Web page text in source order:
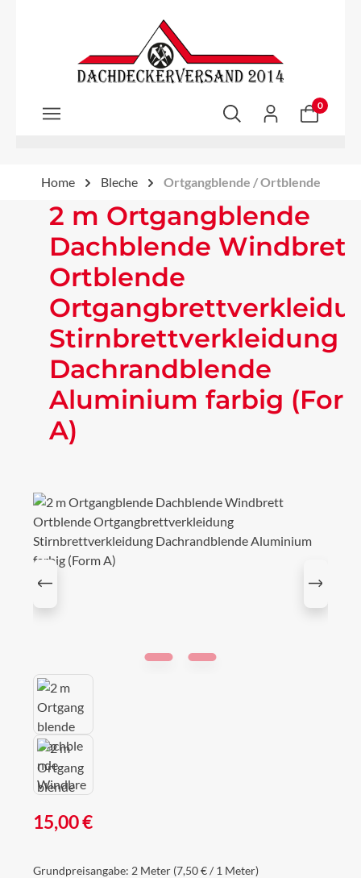
Zum Hauptinhalt springen
0
Home Bleche Ortgangblende / Ortblende
2 m Ortgangblende
Dachblende Windbrett
Ortblende
Stirnbrettverkleidung
Dachrandblende
Aluminium farbig
A)
Bildergalerie überspringen
Regulärer Preis:
15,00 €
Grundpreisangabe: 2 Meter (7,50 € / 1 Meter)